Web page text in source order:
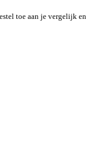
toe aan je vergelijk en